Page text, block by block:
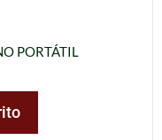
PORTÁTIL